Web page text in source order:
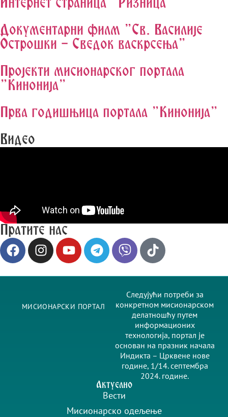
Интернет страница "Ризница"
Документарни филм "Св. Василије
Острошки - Сведок васкрсења"
Пројекти мисионарског портала
"Кинонија"
Прва годишњица портала "Кинонија"
Видео
Пратите нас
МИСИОНАРСКИ ПОРТАЛ
Следујући потреби за
конкретном мисионарском
делатношћу путем
информационих
технологија, портал је
основан на празник начала
Индикта – Црквене нове
године, 1/14. септембра
2024. године.
Актуелно
Вести
Мисионарско одељење